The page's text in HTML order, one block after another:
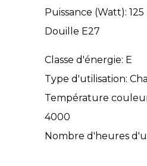
Puissance (Watt): 125
Douille E27
Classe d'énergie: E
Type d'utilisation:
Température
4000
Nombre d'heures